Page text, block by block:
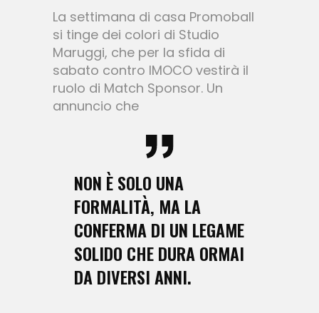
La settimana di casa Promoball
si tinge dei colori di Studio
Maruggi, che per la sfida di
sabato contro IMOCO vestirà il
ruolo di Match Sponsor. Un
annuncio che
NON È SOLO UNA
FORMALITÀ, MA LA
CONFERMA DI UN LEGAME
SOLIDO CHE DURA ORMAI
DA DIVERSI ANNI.